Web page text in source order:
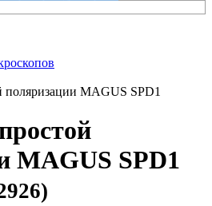
поляризации MAGUS SPD1
MAGUS SPD1